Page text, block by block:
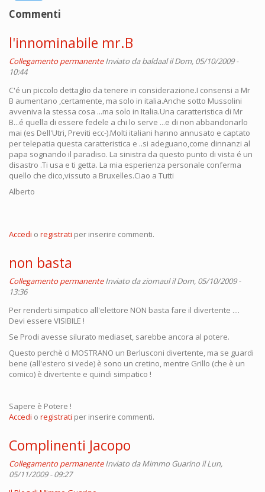
Commenti
l'innominabile mr.B
Collegamento permanente Inviato dabaldaalil Dom, 05/10/2009 -
10:44
C'é un piccolo dettaglio da tenere in considerazione.I consensi a Mr
B aumentano ,certamente, ma solo in italia.Anche sotto Mussolini
avveniva la stessa cosa ...ma solo in Italia.Una caratteristica di Mr
B...é quella di essere fedele a chi lo serve ...e di non abbandonarlo
mai (es Dell'Utri, Previti ecc-).Molti italiani hanno annusato e captato
per telepatia questa caratteristica e ..si adeguano,come dinnanzi al
papa sognando il paradiso. La sinistra da questo punto di vista é un
disastro .Ti usa e ti getta. La mia esperienza personale conferma
quello che dico,vissuto a Bruxelles.Ciao a Tutti
Alberto
Accedi o registrati per inserire commenti.
non basta
Collegamento permanente Inviato daziomaulil Dom, 05/10/2009 -
13:36
Per renderti simpatico all'elettore NON basta fare il divertente ....
Devi essere VISIBILE !
Se Prodi avesse silurato mediaset, sarebbe ancora al potere.
Questo perchè ci MOSTRANO un Berlusconi divertente, ma se guardi
bene (all'estero si vede) è sono un cretino, mentre Grillo (che è un
comico) è divertente e quindi simpatico !
Sapere è Potere !
Accedi o registrati per inserire commenti.
Complinenti Jacopo
Collegamento permanente Inviato daMimmo Guarino il Lun,
05/11/2009 - 09:27